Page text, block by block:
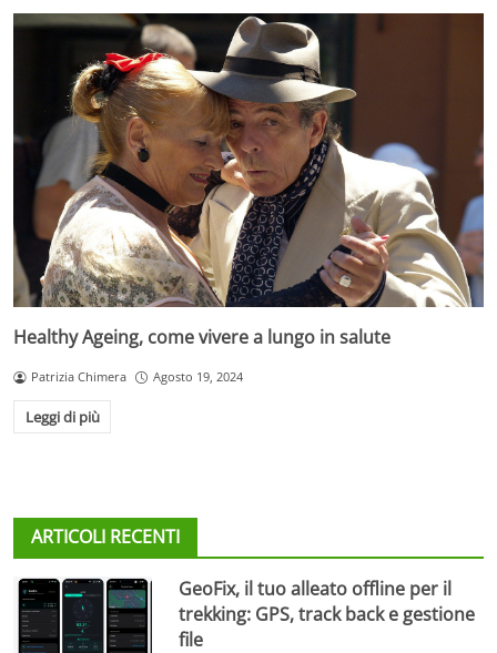
Healthy Ageing, come vivere a lungo in salute
Patrizia Chimera Agosto 19, 2024
Leggi di più
ARTICOLI RECENTI
GeoFix, il tuo alleato offline per il
trekking: GPS, track back e gestione
file